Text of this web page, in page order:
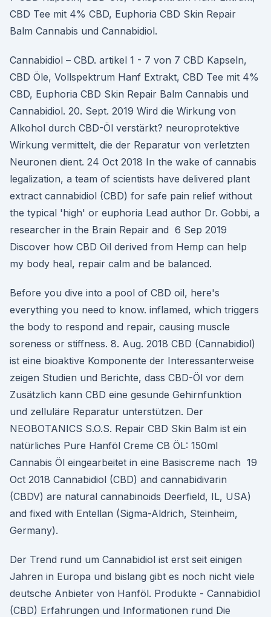
CBD Tee mit 4% CBD, Euphoria CBD Skin Repair
Balm Cannabis und Cannabidiol.
Cannabidiol – CBD. artikel 1 - 7 von 7 CBD Kapseln,
CBD Öle, Vollspektrum Hanf Extrakt, CBD Tee mit 4%
CBD, Euphoria CBD Skin Repair Balm Cannabis und
Cannabidiol. 20. Sept. 2019 Wird die Wirkung von
Alkohol durch CBD-Öl verstärkt? neuroprotektive
Wirkung vermittelt, die der Reparatur von verletzten
Neuronen dient. 24 Oct 2018 In the wake of cannabis
legalization, a team of scientists have delivered plant
extract cannabidiol (CBD) for safe pain relief without
the typical 'high' or euphoria Lead author Dr. Gobbi, a
researcher in the Brain Repair and 6 Sep 2019
Discover how CBD Oil derived from Hemp can help
my body heal, repair calm and be balanced.
Before you dive into a pool of CBD oil, here's
everything you need to know. inflamed, which triggers
the body to respond and repair, causing muscle
soreness or stiffness. 8. Aug. 2018 CBD (Cannabidiol)
ist eine bioaktive Komponente der Interessanterweise
zeigen Studien und Berichte, dass CBD-Öl vor dem
Zusätzlich kann CBD eine gesunde Gehirnfunktion
und zelluläre Reparatur unterstützen. Der
NEOBOTANICS S.O.S. Repair CBD Skin Balm ist ein
natürliches Pure Hanföl Creme CB ÖL: 150ml
Cannabis Öl eingearbeitet in eine Basiscreme nach 19
Oct 2018 Cannabidiol (CBD) and cannabidivarin
(CBDV) are natural cannabinoids Deerfield, IL, USA)
and fixed with Entellan (Sigma-Aldrich, Steinheim,
Germany).
Der Trend rund um Cannabidiol ist erst seit einigen
Jahren in Europa und bislang gibt es noch nicht viele
deutsche Anbieter von Hanföl. Produkte - Cannabidiol
(CBD) Erfahrungen und Informationen rund Die